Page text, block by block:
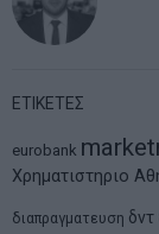
ΕΤΙΚΕΤΕΣ
eurobank
Χρηματιστηριο
διαπραγματευση δντ